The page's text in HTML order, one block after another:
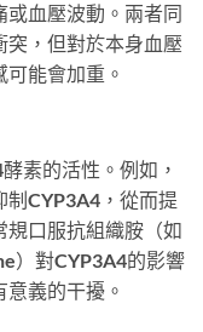
血壓波動。兩者同
突，但對於本身血壓
能會加重。
素的活性。例如，
CYP3A4，從而提
規口服抗組織胺（如
）對CYP3A4的影響
義的干擾。